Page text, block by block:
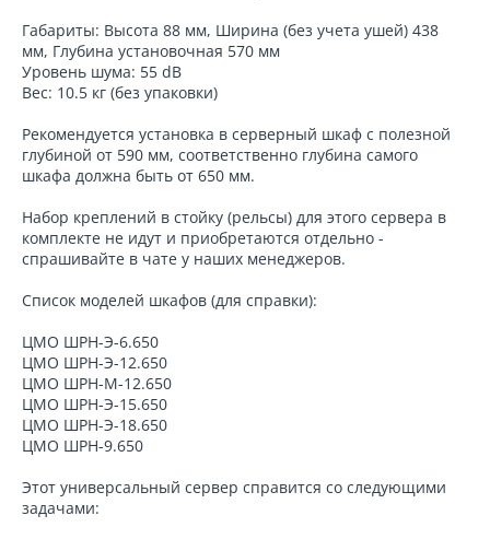
Габариты: Высота 88 мм, Ширина (без учета ушей) 438
мм, Глубина установочная 570 мм
Уровень шума: 55 dB
Вес: 10.5 кг (без упаковки)
Рекомендуется установка в серверный шкаф с полезной
глубиной от 590 мм, соответственно глубина самого
шкафа должна быть от 650 мм.
Набор креплений в стойку (рельсы) для этого сервера в
комплекте не идут и приобретаются отдельно -
спрашивайте в чате у наших менеджеров.
Список моделей шкафов (для справки):
ЦМО ШРН-Э-6.650
ЦМО ШРН-Э-12.650
ЦМО ШРН-М-12.650
ЦМО ШРН-Э-15.650
ЦМО ШРН-Э-18.650
ЦМО ШРН-9.650
Этот универсальный сервер справится со следующими
задачами: